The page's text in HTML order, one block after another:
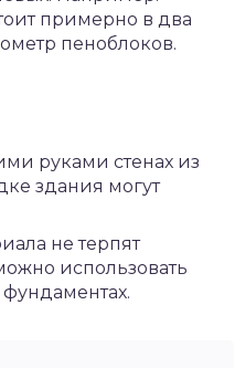
примерно в два
пеноблоков.
руками стенах из
здания могут
не терпят
использовать